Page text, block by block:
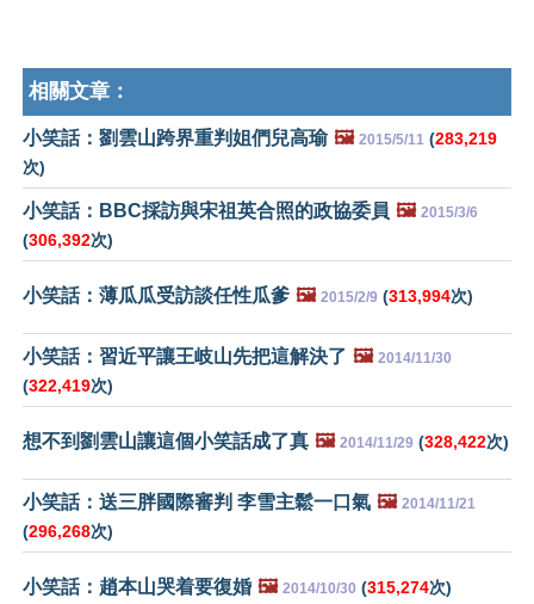
相關文章：
小笑話：劉雲山跨界重判姐們兒高瑜 🖼️ 2015/5/11 (283,219
次)
小笑話：BBC採訪與宋祖英合照的政協委員 🖼️ 2015/3/6
(306,392次)
小笑話：薄瓜瓜受訪談任性瓜爹 🖼️ 2015/2/9 (313,994次)
小笑話：習近平讓王岐山先把這解決了 🖼️ 2014/11/30
(322,419次)
想不到劉雲山讓這個小笑話成了真 🖼️ 2014/11/29 (328,422次)
小笑話：送三胖國際審判 李雪主鬆一口氣 🖼️ 2014/11/21
(296,268次)
小笑話：趙本山哭着要復婚 🖼️ 2014/10/30 (315,274次)